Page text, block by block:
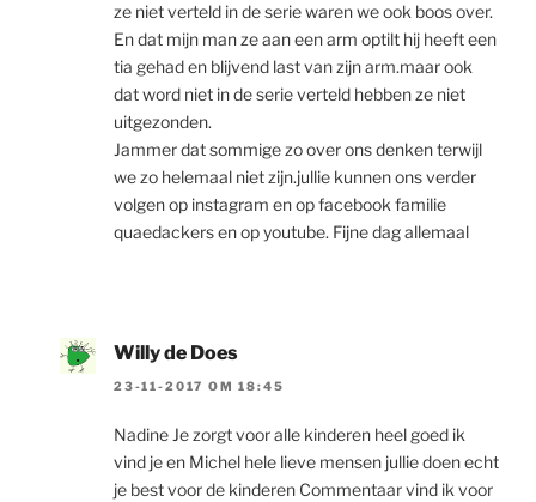
ze niet verteld in de serie waren we ook boos over.
En dat mijn man ze aan een arm optilt hij heeft een
tia gehad en blijvend last van zijn arm.maar ook
dat word niet in de serie verteld hebben ze niet
uitgezonden.
Jammer dat sommige zo over ons denken terwijl
we zo helemaal niet zijn.jullie kunnen ons verder
volgen op instagram en op facebook familie
quaedackers en op youtube. Fijne dag allemaal
Willy de Does
23-11-2017 OM 18:45
Nadine Je zorgt voor alle kinderen heel goed ik
vind je en Michel hele lieve mensen jullie doen echt
je best voor de kinderen Commentaar vind ik voor